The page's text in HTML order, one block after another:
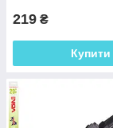
219 ₴
Купити